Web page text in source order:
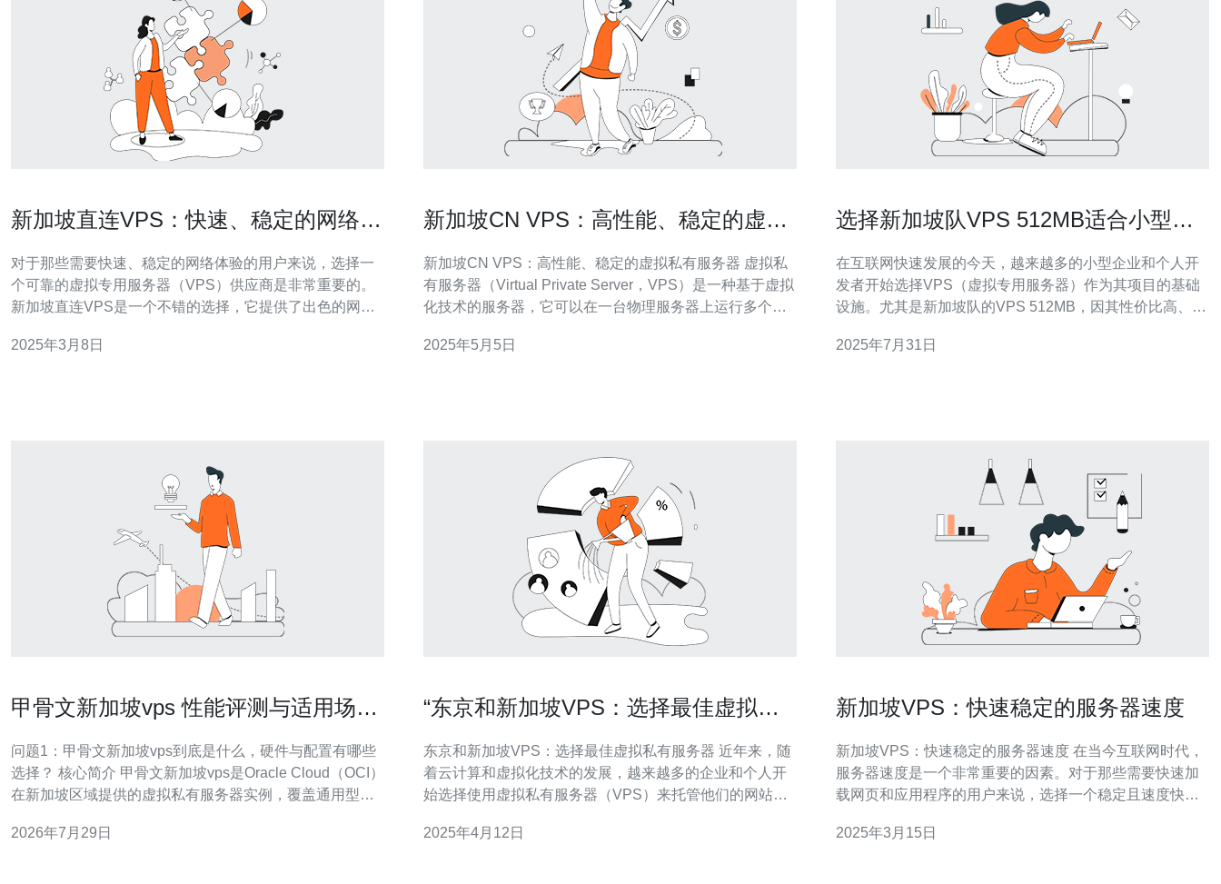
新加坡直连VPS：快速、稳定的网络体
对于那些需要快速、稳定的网络体验的用户来说，选择一
个可靠的虚拟专用服务器（VPS）供应商是非常重要的。
新加坡直连VPS是一个不错的选择，它提供了出色的网络
了无与伦比的网络体验。 新加坡直连VPS提供了快速的网
2025年3月8日
新加坡CN VPS：高性能、稳定的虚拟
新加坡CN VPS：高性能、稳定的虚拟私有服务器 虚拟私
有服务器（Virtual Private Server，VPS）是一种基于虚拟
化技术的服务器，它可以在一台物理服务器上运行多个独
定的VPS服务的供应商。本文将介绍新加坡CN
2025年5月5日
选择新加坡队VPS 512MB适合小型项
在互联网快速发展的今天，越来越多的小型企业和个人开
发者开始选择VPS（虚拟专用服务器）作为其项目的基础
设施。尤其是新加坡队的VPS 512MB，因其性价比高、性
适合小型项目呢？本文将对此进行详细分析。 首先，我们
2025年7月31日
甲骨文新加坡vps 性能评测与适用场景
问题1：甲骨文新加坡vps到底是什么，硬件与配置有哪些
选择？ 核心简介 甲骨文新加坡vps是Oracle Cloud（OCI）
在新加坡区域提供的虚拟私有服务器实例，覆盖通用型、
括虚拟CPU（vCPU）、内存、NVMe本地存储或远程块存
2026年7月29日
“东京和新加坡VPS：选择最佳虚拟私
东京和新加坡VPS：选择最佳虚拟私有服务器 近年来，随
着云计算和虚拟化技术的发展，越来越多的企业和个人开
始选择使用虚拟私有服务器（VPS）来托管他们的网站和
心，也成为了许多人关注的热点地区。本文将对比东京和
2025年4月12日
新加坡VPS：快速稳定的服务器速度
新加坡VPS：快速稳定的服务器速度 在当今互联网时代，
服务器速度是一个非常重要的因素。对于那些需要快速加
载网页和应用程序的用户来说，选择一个稳定且速度快的
（VPS）是一个非常不错的选择。 新加坡作为亚洲的金融
2025年3月15日